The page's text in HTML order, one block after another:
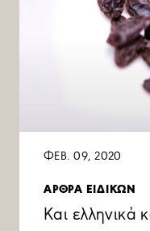
ΦΕΒ. 09, 2020
ΑΡΘΡΑ ΕΙΔΙΚΩΝ
Και ελληνικά